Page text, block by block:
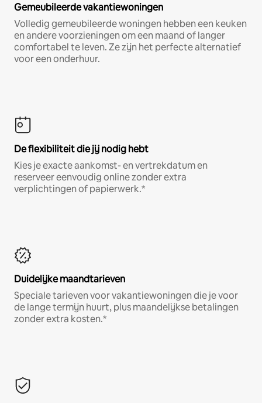
Gemeubileerde vakantiewoningen
Volledig gemeubileerde woningen hebben een keuken
en andere voorzieningen om een maand of langer
comfortabel te leven. Ze zijn het perfecte alternatief
voor een onderhuur.
De flexibiliteit die jij nodig hebt
Kies je exacte aankomst- en vertrekdatum en
reserveer eenvoudig online zonder extra
verplichtingen of papierwerk.*
Duidelijke maandtarieven
Speciale tarieven voor vakantiewoningen die je voor
de lange termijn huurt, plus maandelijkse betalingen
zonder extra kosten.*